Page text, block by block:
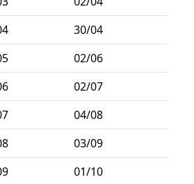
30/04
02/06
02/07
04/08
03/09
01/10